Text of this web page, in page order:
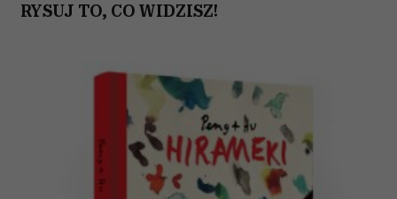
RYSUJ TO, CO WIDZISZ!